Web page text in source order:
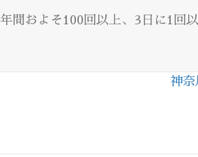
間およそ100回以上、3日に1回
神